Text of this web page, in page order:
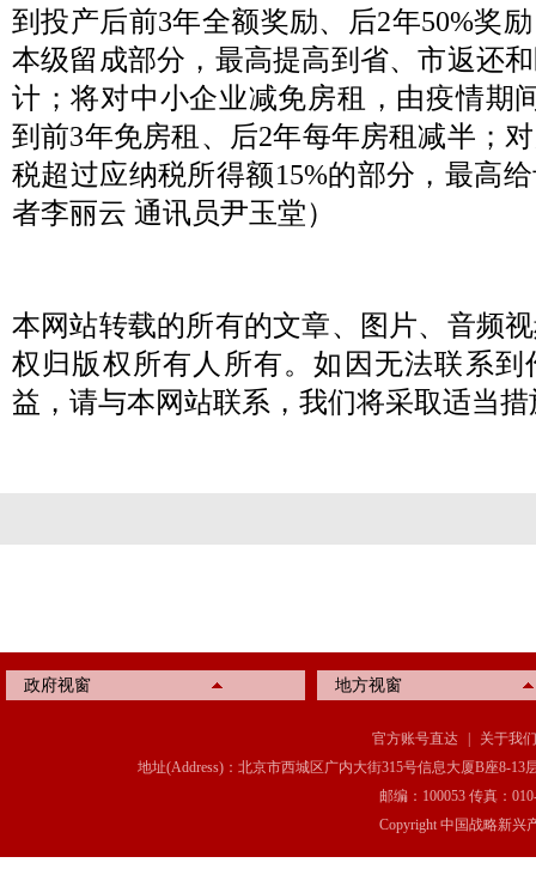
到投产后前3年全额奖励、后2年50%奖
本级留成部分，最高提高到省、市返还
计；将对中小企业减免房租，由疫情期
到前3年免房租、后2年每年房租减半；
税超过应纳税所得额15%的部分，最高
者李丽云 通讯员尹玉堂）
本网站转载的所有的文章、图片、音频
权归版权所有人所有。如因无法联系到
益，请与本网站联系，我们将采取适当措
政府视窗 地方视窗
官方账号直达
关于我们
地址(Address)：北京市西城区广内大街315号信息大厦B座8-13
邮编：100053 传真：
Copyright 中国战略新兴